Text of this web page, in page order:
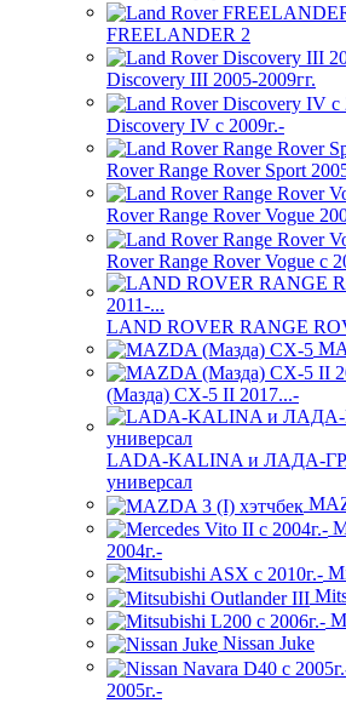
FREELANDER 2
Discovery III 2005-2009гг.
Discovery IV с 2009г.-
Rover Range Rover Sport
Rover Range Rover Vogue
Rover Range Rover Vogue с
LAND ROVER RANGE
(Мазда) CX-5 II 2017...-
LADA-KALINA и ЛАДА-
универсал
2004г.-
Nissan Juke
2005г.-